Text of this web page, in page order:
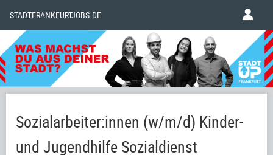
STADTFRANKFURTJOBS.DE
Sozialarbeiter:innen (w/m/d) Kinder-
und Jugendhilfe Sozialdienst